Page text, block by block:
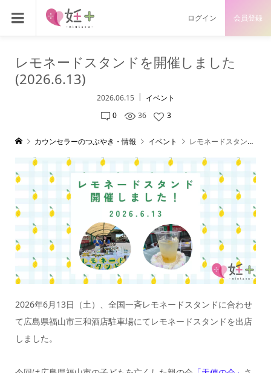
ログイン 会員登録
レモネードスタンドを開催しました
(2026.6.13)
2026.06.15
イベント
0
36 3
カウンセラーのつぶやき・情報 イベント レモネードスタンドを開催しました(2026.6.13)
2026年6月13日（土）、全国一斉レモネードスタンドに合わせ
て広島県福山市三和酒店駐車場にてレモネードスタンドを出店
しました。